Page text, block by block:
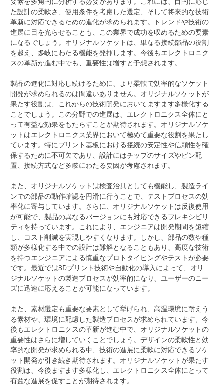
た設計の柔軟さ、使用条件を考慮した選定、そして将来的な技術
革新に対応できるための進化が求められます。トレンドや技術の
進展に目を光らせることも、この業界で成功を収めるための要素
になるでしょう。オリジナルソケットは、単なる接続部品の役割
を越え、多岐にわたる機能を発揮します。今後もエレクトロニク
スの革新が進む中でも、重要性は増すと予想されます。
製品の進化に対応し続けるために、より柔軟で効率的なソケット
開発が求められるのは間違いありません。オリジナルソケットが
果たす役割は、これからの技術開発においてますます多様化する
ことでしょう。この分野での進展は、エレクトロニクス全体にと
って有益な効果をもたらすことが期待されます。オリジナルソケ
ットはエレクトロニクス業界において極めて重要な役割を果たし
ています。特にプリント基板における接続の安定性や信頼性を確
保するために不可欠であり、設計にはチップのサイズやピン配
置、接続方式など多岐にわたる要因が考慮されます。
また、オリジナルソケットは検査治具としても機能し、製造ライ
ンでの部品の動作確認を円滑に行うことで、テストプロセスの効
率化に寄与しています。さらに、オリジナルソケットは反復使用
が可能で、製品の異なるバージョンにも対応できるフレキシビリ
ティを持っています。これにより、エンジニアは開発期間を短縮
し、コスト削減を実現しやすくなります。しかし、部品の数や種
類が多様化する中での設計は難解となることもあり、高度な技術
を持つエンジニアによる慎重なプロトタイピングやテストが必要
です。最近では3Dプリント技術や自動化の導入によって、オリ
ジナルソケットの製造プロセスが効率的になり、ユーザーのニー
ズに迅速に応えることが可能になっています。
また、素材選定も重要な要素として挙げられ、高温環境に耐えう
る素材や、環境に配慮した製造プロセスが求められています。今
後もエレクトロニクスの革新が進む中で、オリジナルソケットの
重要性はさらに増していくことでしょう。デザインの柔軟性と効
率的な開発が求められる中、技術の進展に柔軟に対応できるソケ
ット開発が引き続き期待されます。オリジナルソケットが果たす
役割は、今後ますます多様化し、エレクトロニクス全体にとって
有益な進展を促すことが期待されます。